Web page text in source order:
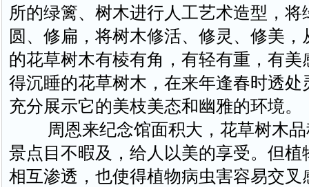
所的绿篱、树木进行人工艺术造型，将
圆、修扁，将树木修活、修灵、修美，
的花草树木有棱有角，有轻有重，有美
得沉睡的花草树木，在来年逢春时透处
充分展示它的美枝美态和幽雅的环境。
周恩来纪念馆面积大，花草树木品
景点目不暇及，给人以美的享受。但植
相互渗透，也使得植物病虫害容易交叉